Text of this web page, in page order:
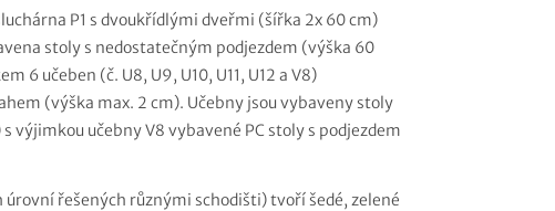
P1 s dvoukřídlými dveřmi (šířka 2x 60 cm)
stoly s nedostatečným podjezdem (výška 60
6 učeben (č. U8, U9, U10, U11, U12 a V8)
(výška max. 2 cm). Učebny jsou vybaveny stoly
výjimkou učebny V8 vybavené PC stoly s podjezdem
řešených různými schodišti) tvoří šedé, zelené